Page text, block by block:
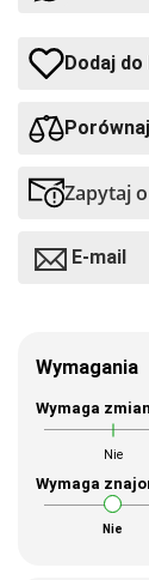
Dodaj
Porównaj
Zapytaj
E-mail
Wymagania
Wymaga
Nie
Wymaga
Nie